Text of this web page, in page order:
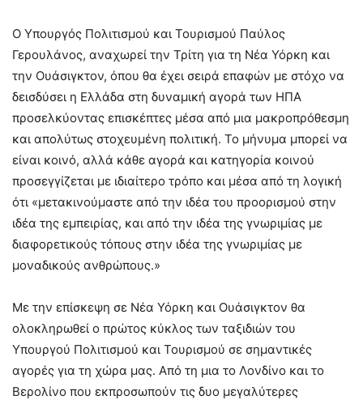
Ο Υπουργός Πολιτισμού και Τουρισμού Παύλος
Γερουλάνος, αναχωρεί την Τρίτη για τη Νέα Υόρκη και
την Ουάσιγκτον, όπου θα έχει σειρά επαφών με στόχο να
δεισδύσει η Ελλάδα στη δυναμική αγορά των ΗΠΑ
προσελκύοντας επισκέπτες μέσα από μια μακροπρόθεσμη
και απολύτως στοχευμένη πολιτική. Το μήνυμα μπορεί να
είναι κοινό, αλλά κάθε αγορά και κατηγορία κοινού
προσεγγίζεται με ιδιαίτερο τρόπο και μέσα από τη λογική
ότι «μετακινούμαστε από την ιδέα του προορισμού στην
ιδέα της εμπειρίας, και από την ιδέα της γνωριμίας με
διαφορετικούς τόπους στην ιδέα της γνωριμίας με
μοναδικούς ανθρώπους.»
Με την επίσκεψη σε Νέα Υόρκη και Ουάσιγκτον θα
ολοκληρωθεί ο πρώτος κύκλος των ταξιδιών του
Υπουργού Πολιτισμού και Τουρισμού σε σημαντικές
αγορές για τη χώρα μας. Από τη μια το Λονδίνο και το
Βερολίνο που εκπροσωπούν τις δυο μεγαλύτερες